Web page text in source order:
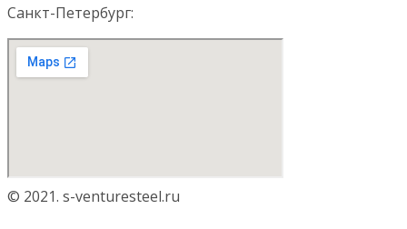
Санкт-Петербург:
© 2021. s-venturesteel.ru